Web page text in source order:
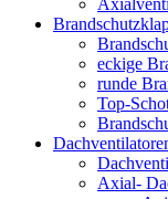
eckige
runde
Top-
Axial-